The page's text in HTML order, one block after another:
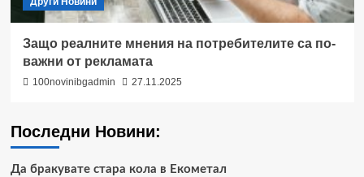
Защо реалните мнения на потребителите са по-
важни от рекламата
100novinibgadmin 27.11.2025
Последни Новини:
Да бракувате стара кола в Екометал